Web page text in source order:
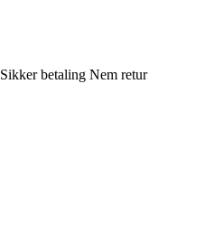
Sikker betaling Nem retur